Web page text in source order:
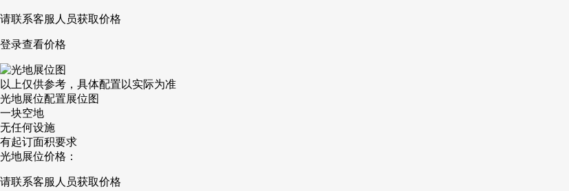
请联系客服人员获取价格
登录查看价格
以上仅供参考，具体配置以实际为准
光地展位配置展位图
一块空地
无任何设施
有起订面积要求
光地展位价格：
请联系客服人员获取价格